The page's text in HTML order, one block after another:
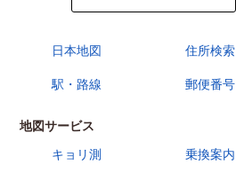
日本地図 住所検索
駅・路線 郵便番号
地図サービス
キョリ測
乗換案内